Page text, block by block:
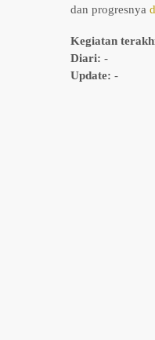
dan progresnya
Kegiatan
Diari:-
Update:-